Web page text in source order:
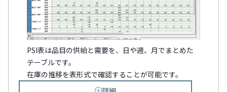
PSI表は品目の供給と需要を、日や週、月でまとめた
テーブルです。
在庫の推移を表形式で確認することが可能です。